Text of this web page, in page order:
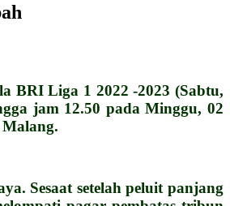
BRI Liga 1 2022 -2023 (Sabtu,
jam 12.50 pada Minggu, 02
Sesaat setelah peluit panjang